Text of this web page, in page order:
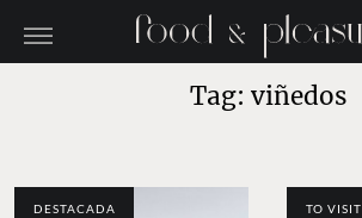
Tag: viñedos
DESTACADA TO VISIT